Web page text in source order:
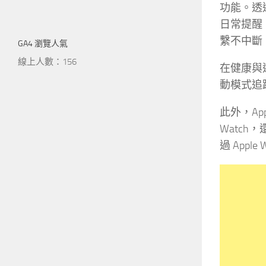
功能。透
日常提
繫不中斷
在健康與
動模式追
此外，
Watch，
過 Apple
GA4 瀏覽人氣
線上人數：156